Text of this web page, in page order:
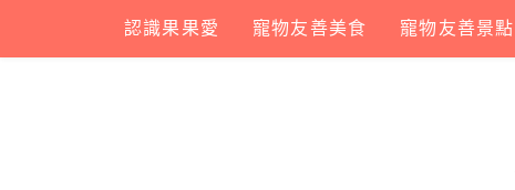
content
認識果果愛 寵物友善美食 寵物友善景點